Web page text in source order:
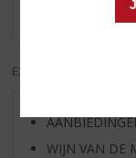
EXCL. BTW
WIJN VAN DE